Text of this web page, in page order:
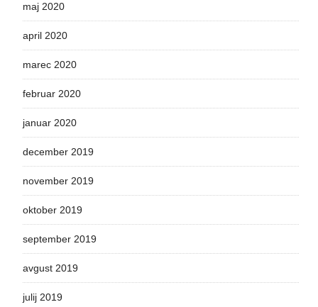
maj 2020
april 2020
marec 2020
februar 2020
januar 2020
december 2019
november 2019
oktober 2019
september 2019
avgust 2019
julij 2019